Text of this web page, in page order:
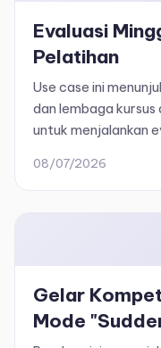
Evaluasi
Pelatihan
Use case ini
dan lembaga
untuk menjalankan
berkelanjutan, serta
08/07/2026
Gelar
Mode